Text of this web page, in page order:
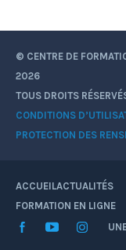
© CENTRE DE
2026
TOUS DROITS
CONDITIONS
PROTECTION DES
ACCUEILACTUALITÉS
FORMATION EN LIGNE
FacebookYouTube